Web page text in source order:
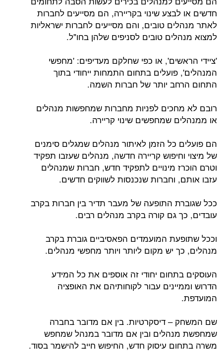
חדשים או לבצע שינוי בקריירה, הם מסייעים לחברות
לאתר מנהלים טובים, והם מסייעים לחברות ישראליות
למצוא מנהלים טובים לסניפים שלהן בחו"ל.
'ציידי הראשים', או כפי שחלקם מעדיפים: 'מחפשי
המנהלים', פועלים בתחום התמחות ייחודי בתוך
התחום הרחב יותר של חברות השמה.
רובם לא מחכים לפניות מחברות שמחפשות מנהלים
או ממנהלים שמחפשים שינוי קריירה.
הם פועלים כל הזמן לאיתור מנהלים שמגלים סימנים
של מיצוי וחיפוש קריירה חדשה, מנהלים שעזבו תפקיד
וטרם הוכרז מינויים לתפקיד חדש, חברות שמנהלים
עזבו אותם, וחברות שנכנסות לשווקים חדשים.
ככל שגוברת התופעה של מעבר תדיר בין חברות בקרב
עובדים, כך גם קורה בקרב מנהלים רבים.
וככל שתופעת המועמדים הפאסיביים גוברת בקרב
מנהלים, כך יש מקום ליותר ויותר מחפשי מנהלים.
העוסקים בתחום יחודי זה אוספים את כל המידע
הדרוש וממיינים עבור לקוחותיהם את האופציה
המועדפת.
שם המשחק – דיסקרטיות. בין אם מדובר בחברה
שמחפשת מנהלים ובין אם מדובר במנהל שמחפש
משרה בתחום עיסוק חדש, החיפוש חייב להישמר בסוד.